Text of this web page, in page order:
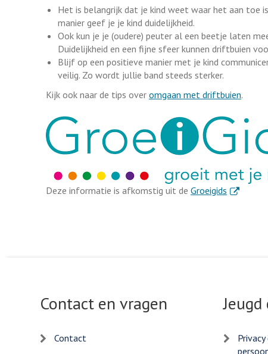
Het is belangrijk dat je kind weet waar het aan toe
manier geef je je kind duidelijkheid.
Ook kun je je (oudere) peuter al een beetje laten
Duidelijkheid en een fijne sfeer kunnen driftbuien
Blijf op een positieve manier met je kind
veilig. Zo wordt jullie band steeds sterker.
Kijk ook naar de tips over omgaan met driftbuien.
Deze informatie is afkomstig uit de Groeigids . Externe
Contact en vragen
Contact